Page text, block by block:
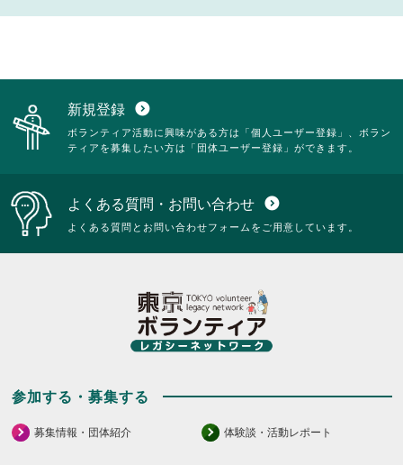
新規登録 expand_circle_down
ボランティア活動に興味がある方は「個人ユーザー登録」、ボラン
ティアを募集したい方は「団体ユーザー登録」ができます。
よくある質問・お問い合わせ expand_circle_down
よくある質問とお問い合わせフォームをご用意しています。
参加する・募集する
募集情報・団体紹介 体験談・活動レポート